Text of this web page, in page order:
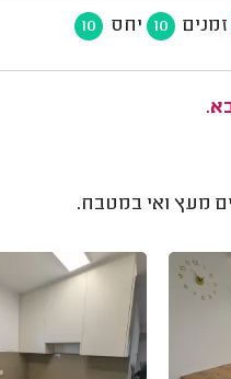
זמנים 10 יחס 10
מעץ ואי במטבח.